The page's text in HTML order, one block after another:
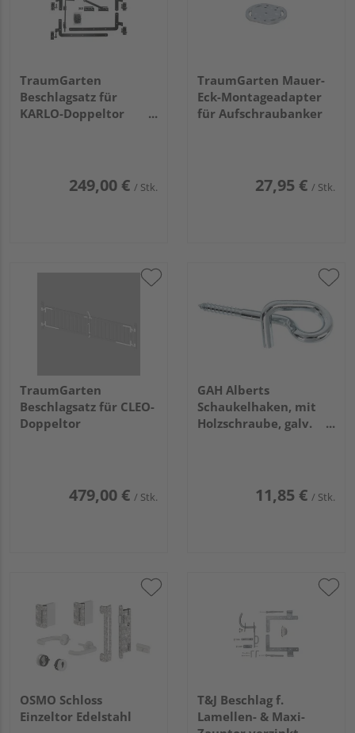
TraumGarten
Beschlagsatz für
KARLO-Doppeltor
249,00 € / Stk.
TraumGarten Mauer-
Eck-Montageadapter
für Aufschraubanker
27,95 € / Stk.
TraumGarten
Beschlagsatz für CLEO-
Doppeltor
479,00 € / Stk.
GAH Alberts
Schaukelhaken, mit
Holzschraube, galv.
11,85 € / Stk.
OSMO Schloss
Einzeltor Edelstahl
T&J Beschlag f.
Lamellen- & Maxi-